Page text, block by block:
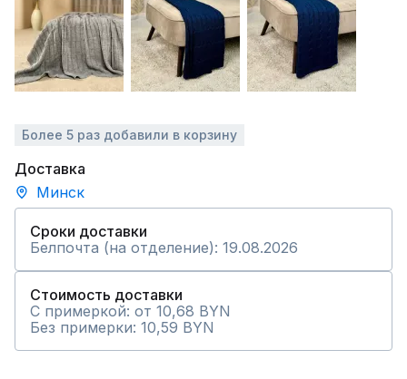
Более 5 раз добавили в корзину
Доставка
Минск
Сроки доставки
Белпочта (на отделение): 19.08.2026
Стоимость доставки
С примеркой: от 10,68 BYN
Без примерки: 10,59 BYN